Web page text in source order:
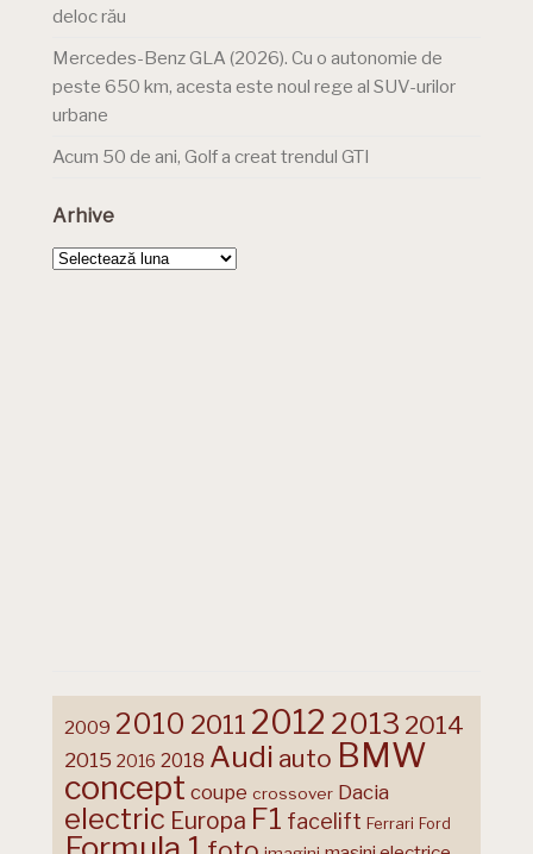
deloc rău
Mercedes-Benz GLA (2026). Cu o autonomie de
peste 650 km, acesta este noul rege al SUV-urilor
urbane
Acum 50 de ani, Golf a creat trendul GTI
Arhive
Arhive
2009 2010 2011 2012 2013 2014
2015 2016 2018 Audi auto BMW
concept coupe crossover Dacia
electric Europa F1 facelift Ferrari Ford